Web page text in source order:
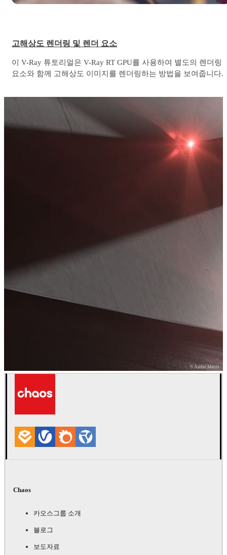
고해상도 렌더링 및 렌더 요소
이 V-Ray 튜토리얼은 V-Ray RT GPU를 사용하여 별도의 렌더링
요소와 함께 고해상도 이미지를 렌더링하는 방법을 보여줍니다.
© André Matos
V-Ray Benchmark를 실행하여 알아보십시오.
Chaos
카오스그룹 소개
블로그
보도자료